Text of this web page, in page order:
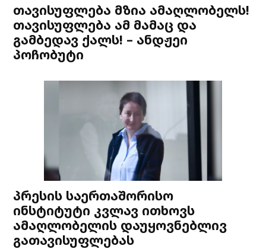
თავისუფლება მზია ამაღლობელს!
თავისუფლება ამ მამაც და
გამბედავ ქალს! – ანდჟეი
პოჩობუტი
პრესის საერთაშორისო
ინსტიტუტი კვლავ ითხოვს
ამაღლობელის დაუყოვნებლივ
გათავისუფლებას